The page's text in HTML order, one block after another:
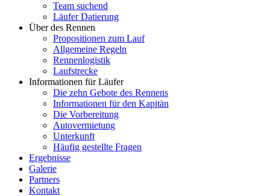
Team suchend
Läufer Datierung
Über des Rennen
Propositionen zum Lauf
Allgemeine Regeln
Rennenlogistik
Laufstrecke
Informationen für Läufer
Die zehn Gebote des Rennens
Informationen für den Kapitän
Die Vorbereitung
Autovermietung
Unterkunft
Häufig gestellte Fragen
Ergebnisse
Galerie
Partners
Kontakt